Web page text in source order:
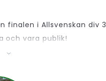
finalen i Allsvenskan div
och vara publik!